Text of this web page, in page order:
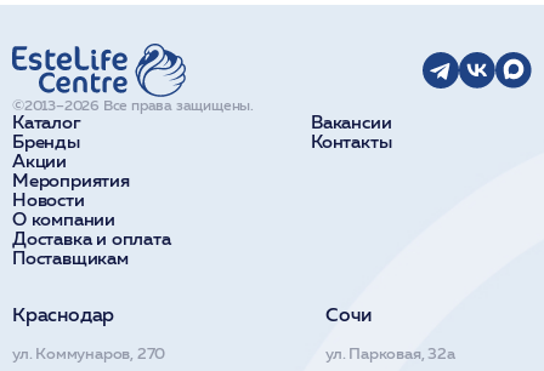
Каталог
Бренды
Акции
Мероприятия
Новости
О компании
Доставка и оплата
Поставщикам
Вакансии
Контакты
©2013–2026 Все права защищены.
Краснодар
ул. Коммунаров, 270
Сочи
ул. Парковая, 32а